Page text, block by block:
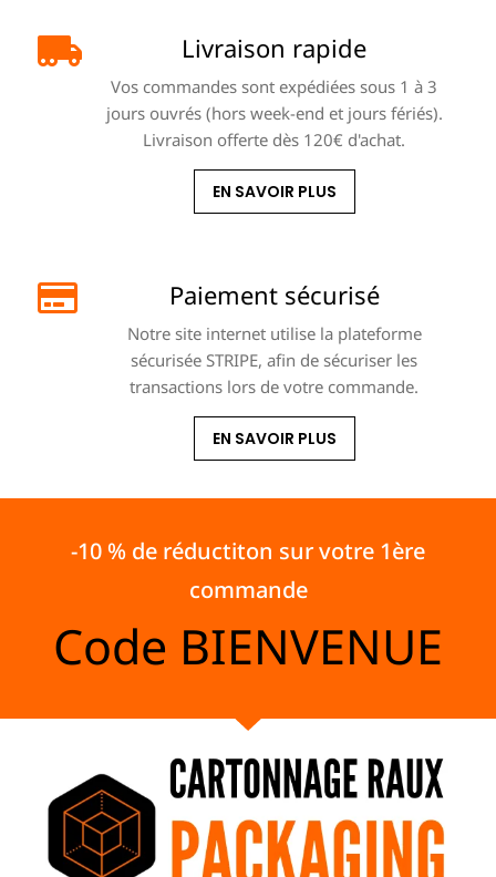
Livraison rapide
Vos commandes sont expédiées sous 1 à 3
jours ouvrés (hors week-end et jours fériés).
Livraison offerte dès 120€ d'achat.
EN SAVOIR PLUS
Paiement sécurisé
Notre site internet utilise la plateforme
sécurisée STRIPE, afin de sécuriser les
transactions lors de votre commande.
EN SAVOIR PLUS
-10 % de réductiton sur votre 1ère
commande
Code BIENVENUE